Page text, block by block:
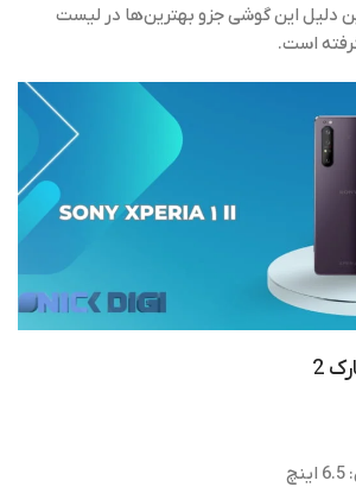
دلیل این گوشی جزو بهترین‌ها در لیست
است.